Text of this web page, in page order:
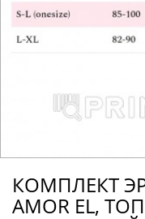
КОМПЛЕКТ
AMOR EL,